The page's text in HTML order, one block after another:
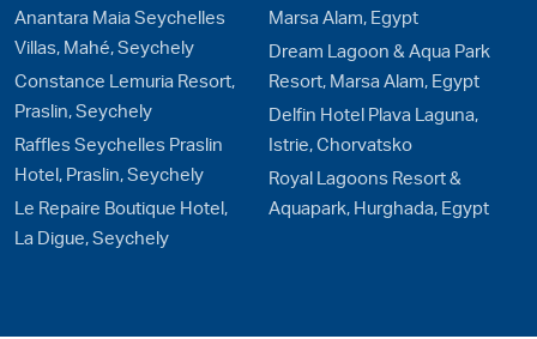
Anantara Maia Seychelles
Villas, Mahé, Seychely
Constance Lemuria Resort,
Praslin, Seychely
Raffles Seychelles Praslin
Hotel, Praslin, Seychely
Le Repaire Boutique Hotel,
La Digue, Seychely
Marsa Alam, Egypt
Dream Lagoon & Aqua Park
Resort, Marsa Alam, Egypt
Delfin Hotel Plava Laguna,
Istrie, Chorvatsko
Royal Lagoons Resort &
Aquapark, Hurghada, Egypt